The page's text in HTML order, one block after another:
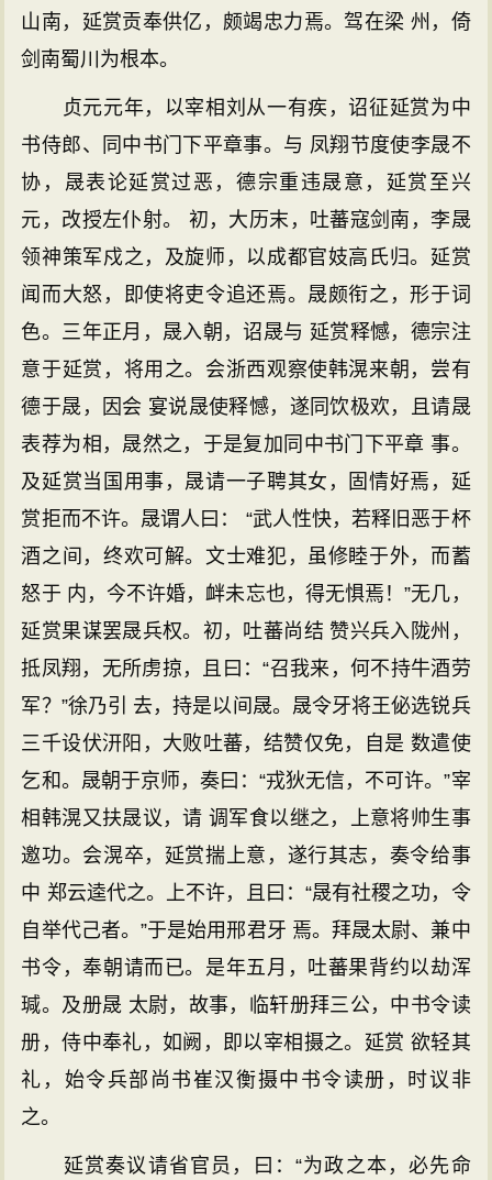
山南，延赏贡奉供亿，颇竭忠力焉。驾在梁 州，倚
剑南蜀川为根本。
贞元元年，以宰相刘从一有疾，诏征延赏为中
书侍郎、同中书门下平章事。与 凤翔节度使李晟不
协，晟表论延赏过恶，德宗重违晟意，延赏至兴
元，改授左仆射。 初，大历末，吐蕃寇剑南，李晟
领神策军戍之，及旋师，以成都官妓高氏归。延赏
闻而大怒，即使将吏令追还焉。晟颇衔之，形于词
色。三年正月，晟入朝，诏晟与 延赏释憾，德宗注
意于延赏，将用之。会浙西观察使韩滉来朝，尝有
德于晟，因会 宴说晟使释憾，遂同饮极欢，且请晟
表荐为相，晟然之，于是复加同中书门下平章 事。
及延赏当国用事，晟请一子聘其女，固情好焉，延
赏拒而不许。晟谓人曰： “武人性快，若释旧恶于杯
酒之间，终欢可解。文士难犯，虽修睦于外，而蓄
怒于 内，今不许婚，衅未忘也，得无惧焉！”无几，
延赏果谋罢晟兵权。初，吐蕃尚结 赞兴兵入陇州，
抵凤翔，无所虏掠，且曰：“召我来，何不持牛酒劳
军？”徐乃引 去，持是以间晟。晟令牙将王佖选锐兵
三千设伏汧阳，大败吐蕃，结赞仅免，自是 数遣使
乞和。晟朝于京师，奏曰：“戎狄无信，不可许。”宰
相韩滉又扶晟议，请 调军食以继之，上意将帅生事
邀功。会滉卒，延赏揣上意，遂行其志，奏令给事
中 郑云逵代之。上不许，且曰：“晟有社稷之功，令
自举代己者。”于是始用邢君牙 焉。拜晟太尉、兼中
书令，奉朝请而已。是年五月，吐蕃果背约以劫浑
瑊。及册晟 太尉，故事，临轩册拜三公，中书令读
册，侍中奉礼，如阙，即以宰相摄之。延赏 欲轻其
礼，始令兵部尚书崔汉衡摄中书令读册，时议非
之。
延赏奏议请省官员，曰：“为政之本，必先命